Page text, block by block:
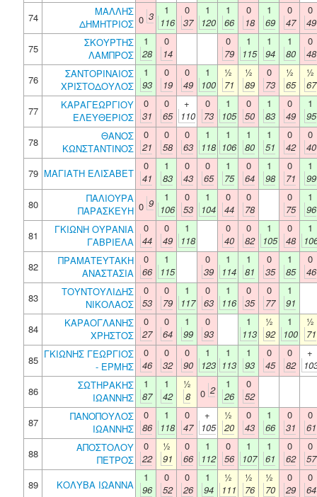
74
ΜΑΛΛΗΣ
ΔΗΜΗΤΡΙΟΣ 0 3
1
116
0
37
1
120
1
66
0
18
1
69
0
47
0
49
75
ΣΚΟΥΡΤΗΣ
ΛΑΜΠΡΟΣ
1
28
0
14
0
79
1
115
1
94
1
80
0
48
76
ΣΑΝΤΟΡΙΝΑΙΟΣ
ΧΡΙΣΤΟΔΟΥΛΟΣ
1
93
0
19
0
49
1
100
½
71
½
89
0
73
½
65
½
67
77
ΚΑΡΑΓΕΩΡΓΙΟΥ
ΕΛΕΥΘΕΡΙΟΣ
0
31
0
65
+
110
0
73
1
105
0
50
1
83
0
49
1
95
78
ΘΑΝΟΣ
ΚΩΝΣΤΑΝΤΙΝΟΣ
0
21
0
58
0
63
1
118
1
106
1
80
1
51
0
42
0
40
79 ΜΑΓΙΑΤΗ ΕΛΙΣΑΒΕΤ
0
41
1
83
0
43
0
65
1
75
0
64
1
98
0
71
1
99
80
ΠΑΛΙΟΥΡΑ
ΠΑΡΑΣΚΕΥΗ 0 9
1
106
0
53
1
104
0
44
0
78
0
75
1
96
81
ΓΚΙΩΝΗ ΟΥΡΑΝΙΑ
ΓΑΒΡΙΕΛΑ
0
44
0
49
1
118
0
40
0
82
1
105
0
48
1
82
ΠΡΑΜΑΤΕΥΤΑΚΗ
ΑΝΑΣΤΑΣΙΑ
0
66
1
115
0
39
1
114
1
81
0
35
1
85
0
46
83
ΤΟΥΝΤΟΥΛΙΔΗΣ
ΝΙΚΟΛΑΟΣ
0
53
0
79
1
117
0
63
1
116
0
35
0
77
1
91
84
ΚΑΡΑΟΓΛΑΝΗΣ
ΧΡΗΣΤΟΣ
0
27
0
64
1
99
0
93
1
113
½
92
1
100
½
71
85 ΓΚΙΩΝΗΣ ΓΕΩΡΓΙΟΣ
- ΕΡΜΗΣ
0
46
0
32
0
90
1
123
1
113
1
93
0
45
0
82
+
86
ΣΩΤΗΡΑΚΗΣ
ΙΩΑΝΝΗΣ
1
87
1
42
½
8
0 2
1
26
0
52
87
ΠΑΝΟΠΟΥΛΟΣ
ΙΩΑΝΝΗΣ
0
86
1
118
0
47
+
105
½
20
0
43
1
66
0
31
0
61
88
ΑΠΟΣΤΟΛΟΥ
ΠΕΤΡΟΣ
0
22
½
91
0
66
1
112
0
56
1
107
1
61
0
62
0
57
89
ΚΟΛΥΒΑ ΙΩΑΝΝΑ
1
96
0
52
0
26
1
94
½
111
½
76
½
70
0
29
0
64